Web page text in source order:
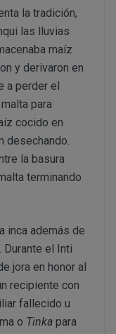
la tradición,
las lluvias
maíz
y derivaron en
a perder el
para
cocido en
desechando.
la basura
terminando
inca además de
el Inti
jora en honor al
recipiente con
fallecido u
o Tinka para
correo electrónico
o de
intelectual o
de terceros.
otro usuario.
a disposición de,
a menos que
resulte legalmente
y de remitir
comercial
sus datos?
de sus datos
un contrato
a petición del
obstante, en el
se hubiera
no existencias.
y habiendo
un producto de
aceptarlo o
totalidad o parte
previamente
de la cantidad